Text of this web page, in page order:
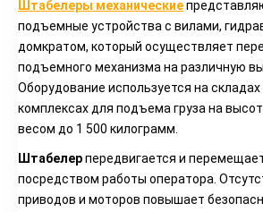
Штабелеры механические
подъемные устройства с вилами,
домкратом, который осуществляет
подъемного механизма на различную
Оборудование используется на складах
комплексах для подъема груза на
весом до 1 500 килограмм.
Штабелерпередвигается и
посредством работы оператора.
приводов и моторов повышает